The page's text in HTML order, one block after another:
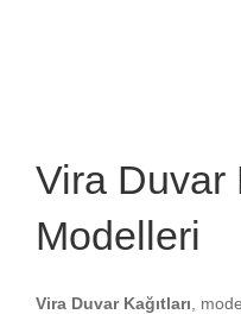
Vira Duvar
Modelleri
Vira Duvar Kağıtları ,